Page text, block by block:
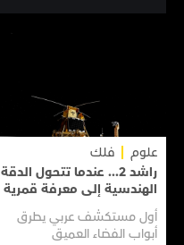
علوم
فلك
راشد 2... عندما تتحول الدقة
الهندسية إلى معرفة قمرية
أول مستكشف عربي يطرق
أبواب الفضاء العميق